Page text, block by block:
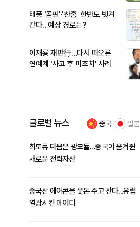
태풍 '돌핀'·'찬홈' 한반도 빗겨
간다…예상 경로는?
이재룡 재판行…다시 떠오른
연예계 '사고 후 미조치' 사례
글로벌 뉴스 중국 일본
희토류 다음은 광모듈…중국이 움켜쥔
새로운 전략자산
중국산 에어콘을 웃돈 주고 산다...유럽
열광시킨 메이디